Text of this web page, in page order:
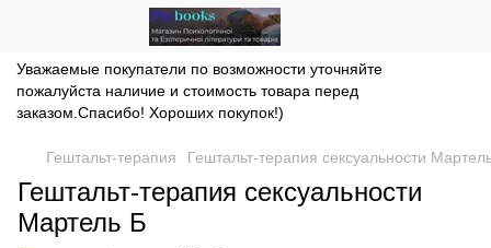
Уважаемые покупатели по возможности уточняйте
пожалуйста наличие и стоимость товара перед
заказом.Спасибо! Хороших покупок!)
Гештальт-терапия Гештальт-терапия сексуальности
Гештальт-терапия сексуальности
Мартель Б